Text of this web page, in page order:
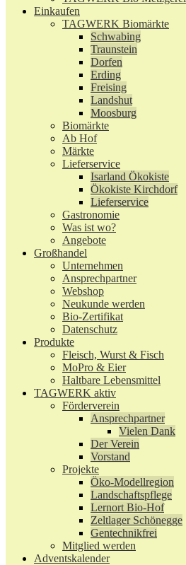
Einkaufen
TAGWERK Biomärkte
Schwabing
Traunstein
Dorfen
Erding
Freising
Landshut
Moosburg
Biomärkte
Ab Hof
Märkte
Lieferservice
Isarland Ökokiste
Ökokiste Kirchdorf
Lieferservice
Gastronomie
Was ist wo?
Angebote
Großhandel
Unternehmen
Ansprechpartner
Webshop
Neukunde werden
Bio-Zertifikat
Datenschutz
Produkte
Fleisch, Wurst & Fisch
MoPro & Eier
Haltbare Lebensmittel
TAGWERK aktiv
Förderverein
Ansprechpartner
Vielen Dank
Der Verein
Vorstand
Projekte
Öko-Modellregion
Landschaftspflege
Lernort Bio-Hof
Zeltlager Schönegge
Gentechnikfrei
Mitglied werden
Adventskalender